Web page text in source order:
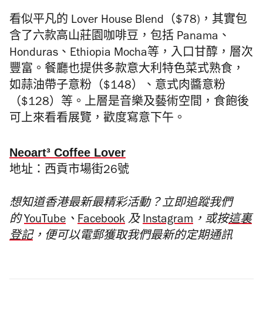
看似平凡的 Lover House Blend（$78)，其實包
含了六款高山莊園咖啡豆，包括 Panama、
Honduras、Ethiopia Mocha等，入口甘醇，層次
豐富。餐廳也提供多款意大利特色菜式熟食，
如蒜油帶子意粉（$148）、意式肉醬意粉
（$128）等。上層是音樂及藝術空間，食飽後
可上來看看展覽，歡度寫意下午。
Neoart³ Coffee Lover
地址：西貢市場街26號
想知道香港最新最精彩活動？立即追蹤我們
的 YouTube 、 Facebook 及 Instagram ，或按這裏
登記，便可以電郵獲取我們最新的定期通訊